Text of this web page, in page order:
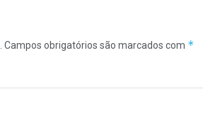
Campos obrigatórios são marcados com *